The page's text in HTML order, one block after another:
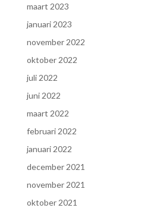
maart 2023
januari 2023
november 2022
oktober 2022
juli 2022
juni 2022
maart 2022
februari 2022
januari 2022
december 2021
november 2021
oktober 2021